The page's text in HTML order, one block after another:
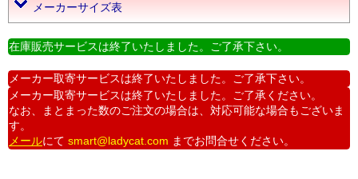
メーカーサイズ表
在庫販売サービスは終了いたしました。ご了承下さい。
メーカー取寄サービスは終了いたしました。ご了承下さい。
メーカー取寄サービスは終了いたしました。ご了承ください。
なお、まとまった数のご注文の場合は、対応可能な場合もございま
す。
メールにて smart@ladycat.com までお問合せください。